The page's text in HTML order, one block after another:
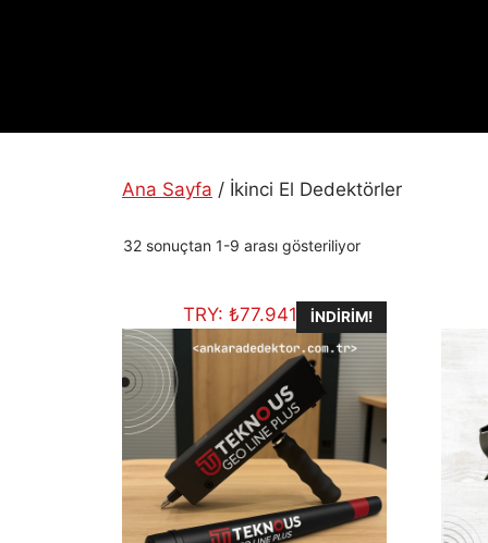
Ana Sayfa / İkinci El Dedektörler
32 sonuçtan 1-9 arası gösteriliyorEn
sıralandı
TRY: ₺77.941,03İNDIRIM!